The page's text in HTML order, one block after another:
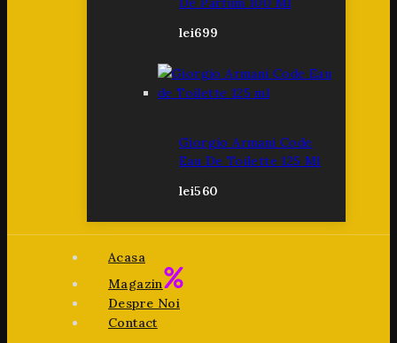
lei699
Giorgio Armani Code
Eau De Toilette 125 Ml
lei560
Acasa
Magazin
Despre Noi
Contact